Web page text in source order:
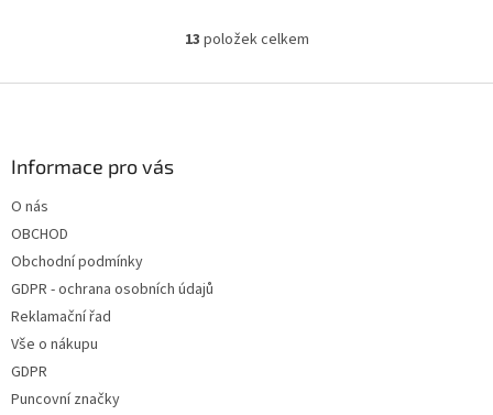
O
l
13 položek celkem
Informace pro vás
O nás
OBCHOD
Obchodní podmínky
GDPR - ochrana osobních údajů
Reklamační řad
Vše o nákupu
GDPR
Puncovní značky